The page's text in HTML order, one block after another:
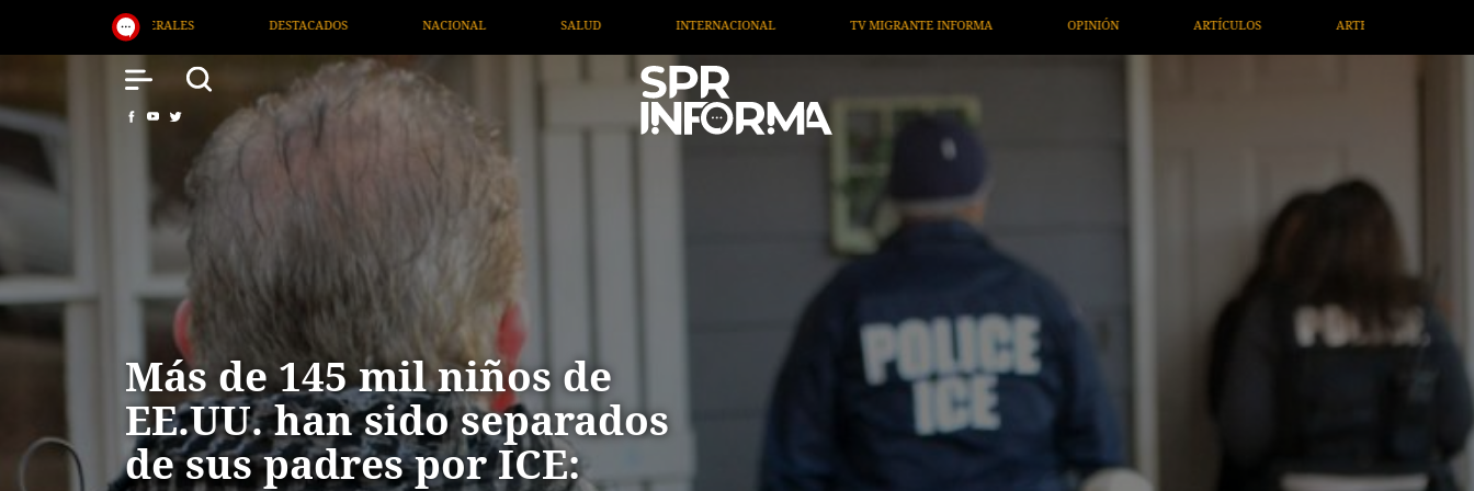
NACIONAL SALUD INTERNACIONAL TV MIGRANTE INFORMA ARTÍCULOS ARTE / ENTRETENIMIENTO ECONOMÍA / NEGOCIOS
Más de 145 mil niños de
EE.UU. han sido separados
de sus padres por ICE: